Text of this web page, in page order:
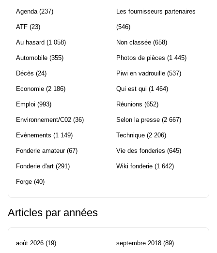
Agenda (237)
ATF (23)
Au hasard (1 058)
Automobile (355)
Décès (24)
Economie (2 186)
Emploi (993)
Environnement/C02 (36)
Evènements (1 149)
Fonderie amateur(67)
Fonderie d'art (291)
Forge (40)
Les fournisseurs partenaires
(546)
Non classée (658)
Photos de pièces (1 445)
Piwi en vadrouille (537)
Qui est qui (1 464)
Réunions (652)
Selon la presse (2 667)
Technique (2 206)
Vie des fonderies (645)
Wiki fonderie (1 642)
Articles par années
août 2026 (19) septembre 2018 (89)